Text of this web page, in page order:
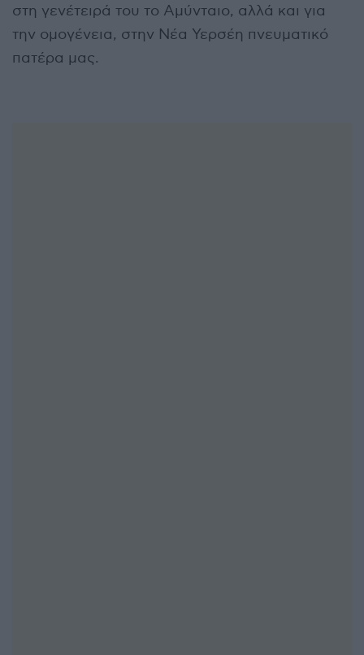
στη γενέτειρά του το Αμύνταιο, αλλά και για
την ομογένεια, στην Νέα Υερσέη πνευματικό
πατέρα μας.